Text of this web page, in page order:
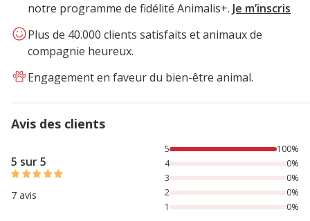
notre programme de fidélité Animalis+. Je m’inscris
Plus de 40.000 clients satisfaits et animaux de
compagnie heureux.
Engagement en faveur du bien-être animal.
Avis des clients
5 sur 5
7 avis
100% des personnes lont noté avec {1} étoiles,
5
100%
4
0%
3
0%
2
0%
1
0%